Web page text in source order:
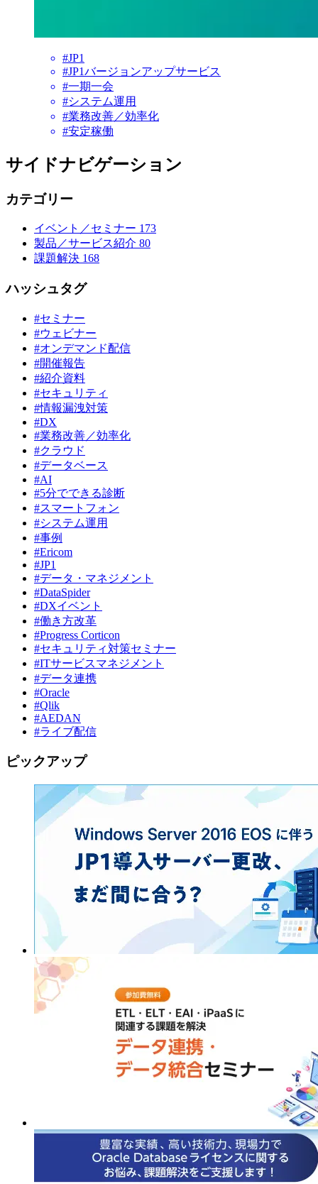
#JP1
#JP1バージョンアップサービス
#一期一会
#システム運用
#業務改善／効率化
#安定稼働
サイドナビゲーション
カテゴリー
イベント／セミナー 173
製品／サービス紹介 80
課題解決 168
ハッシュタグ
#セミナー
#ウェビナー
#オンデマンド配信
#開催報告
#紹介資料
#セキュリティ
#情報漏洩対策
#DX
#業務改善／効率化
#クラウド
#データベース
#AI
#5分でできる診断
#スマートフォン
#システム運用
#事例
#Ericom
#JP1
#データ・マネジメント
#DataSpider
#DXイベント
#働き方改革
#Progress Corticon
#セキュリティ対策セミナー
#ITサービスマネジメント
#データ連携
#Oracle
#Qlik
#AEDAN
#ライブ配信
ピックアップ